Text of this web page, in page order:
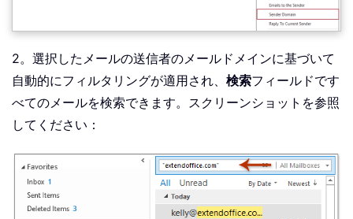
2。選択したメールの送信者のメールドメインに基づいて
自動的にフィルタリングが適用され、 検索フィールドです
べてのメールを検索できます。スクリーンショットを参照
してください：